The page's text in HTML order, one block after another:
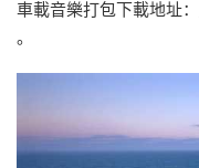
車載音樂打包下載地址：
。